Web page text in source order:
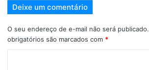
Deixe um comentário
O seu endereço de e-mail não será publicado.
obrigatórios são marcados com *